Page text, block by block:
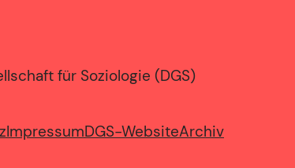
für Soziologie (DGS)
ImpressumDGS-WebsiteArchiv